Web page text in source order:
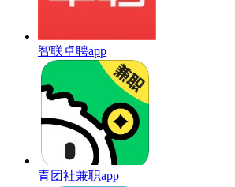
智联卓聘app
青团社兼职app